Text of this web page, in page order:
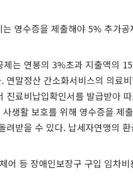
영수증을 제출해야 5% 추가공
제는 연봉의 3%초과 지출액의
연말정산 간소화서비스의 의료
진료비납입확인서를 발급받아
생활 보호를 위해 영수증을 제
려받을 수 있다. 납세자연맹의
어 등 장애인보장구 구입 임차